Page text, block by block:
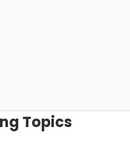
Topics